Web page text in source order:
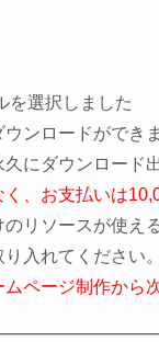
を選択しました
ンロードができま
にダウンロード
、お支払いは
リソースが使え
入れてください
ページ制作から